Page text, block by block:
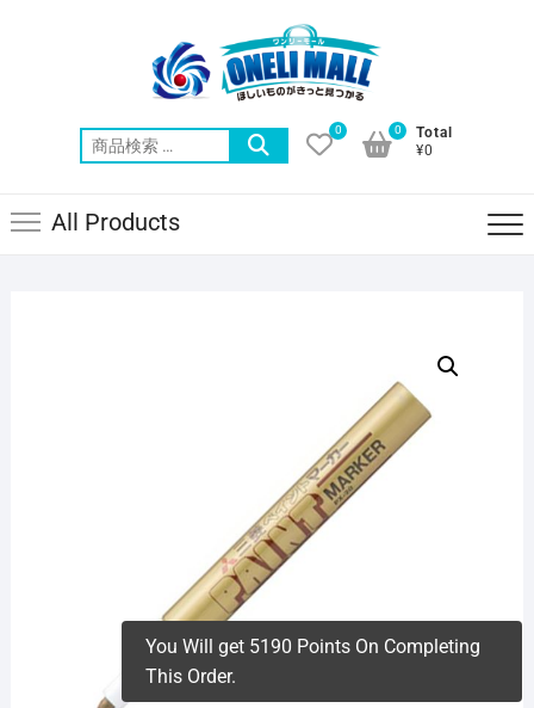
索
0
Total
¥0
0
All Products
You Will get 5190 Points On Completing
This Order.